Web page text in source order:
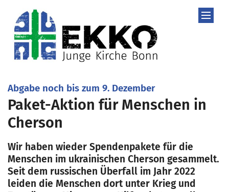
Abgabe noch bis zum 9. Dezember:
Paket-Aktion für Menschen in
Cherson
Wir haben wieder Spendenpakete für die
Menschen im ukrainischen Cherson gesammelt.
Seit dem russischen Überfall im Jahr 2022
leiden die Menschen dort unter Krieg und